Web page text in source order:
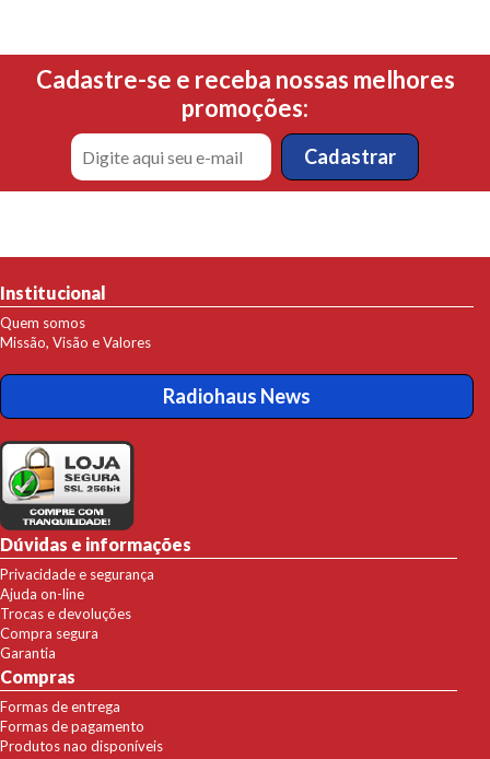
Cadastre-se e receba nossas melhores
promoções:
Institucional
Quem somos
Missão, Visão e Valores
Radiohaus News
Dúvidas e informações
Privacidade e segurança
Ajuda on-line
Trocas e devoluções
Compra segura
Garantia
Compras
Formas de entrega
Formas de pagamento
Produtos nao disponíveis